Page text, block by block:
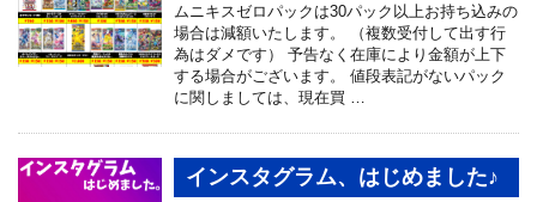
ムニキスゼロパックは30パック以上お持ち込みの
場合は減額いたします。 （複数受付して出す行
為はダメです） 予告なく在庫により金額が上下
する場合がございます。 値段表記がないパック
に関しましては、現在買 …
インスタグラム、はじめました♪